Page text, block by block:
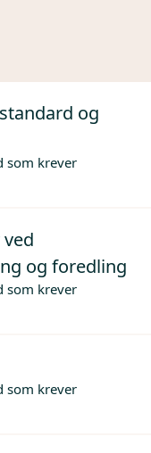
og
som krever
og foredling
som krever
som krever